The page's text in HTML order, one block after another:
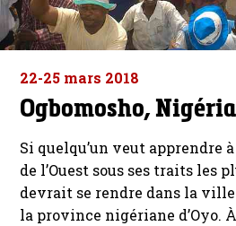
22-25 mars 2018
Ogbomosho, Nigéria
Si quelqu’un veut apprendre
de l’Ouest sous ses traits les
devrait se rendre dans la ville
la province nigériane d’Oyo.